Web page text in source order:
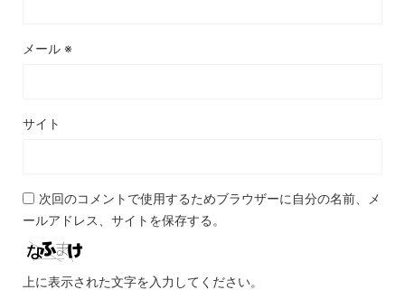
メール ※
サイト
次回のコメントで使用するためブラウザーに自分の名前、メ
ールアドレス、サイトを保存する。
上に表示された文字を入力してください。